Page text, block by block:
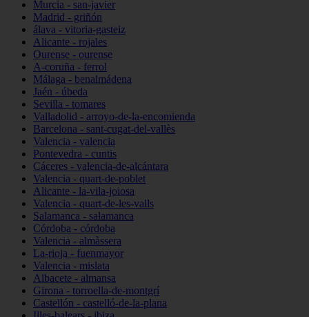
Murcia - san-javier
Madrid - griñón
álava - vitoria-gasteiz
Alicante - rojales
Ourense - ourense
A-coruña - ferrol
Málaga - benalmádena
Jaén - úbeda
Sevilla - tomares
Valladolid - arroyo-de-la-encomienda
Barcelona - sant-cugat-del-vallès
Valencia - valencia
Pontevedra - cuntis
Cáceres - valencia-de-alcántara
Valencia - quart-de-poblet
Alicante - la-vila-joiosa
Valencia - quart-de-les-valls
Salamanca - salamanca
Córdoba - córdoba
Valencia - almàssera
La-rioja - fuenmayor
Valencia - mislata
Albacete - almansa
Girona - torroella-de-montgrí
Castellón - castelló-de-la-plana